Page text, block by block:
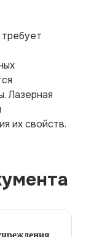
Лазерная
их свойств.